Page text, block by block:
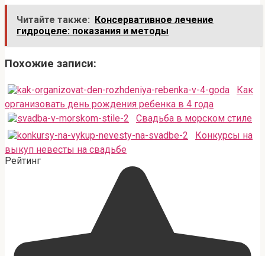
Читайте также:
Консервативное лечение
гидроцеле: показания и методы
Похожие записи:
Как
организовать день рождения ребенка в 4 года
Свадьба в морском стиле
Конкурсы на
выкуп невесты на свадьбе
Рейтинг